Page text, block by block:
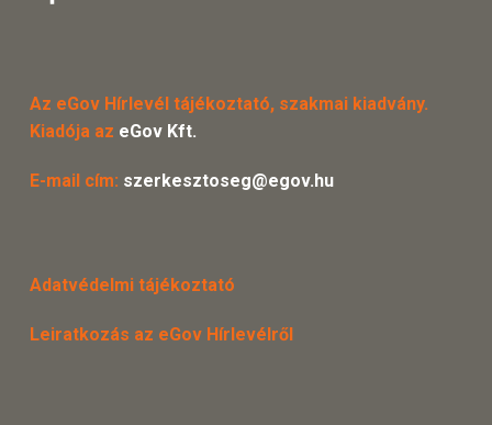
Az eGov Hírlevél tájékoztató, szakmai kiadvány.
Kiadója az eGov Kft.
E-mail cím: szerkesztoseg@egov.hu
Adatvédelmi tájékoztató
Leiratkozás az eGov Hírlevélről